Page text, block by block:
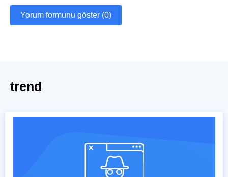
Yorum formunu göster (0)
trend